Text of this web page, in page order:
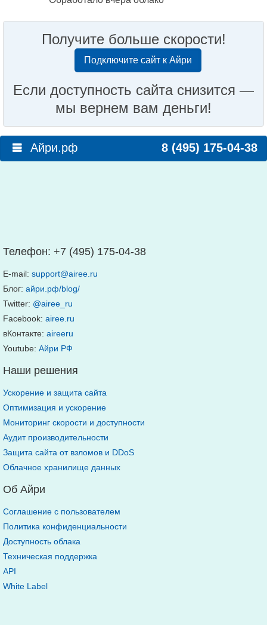
Получите больше скорости!
Подключите сайт к Айри
Если доступность сайта снизится —
мы вернем вам деньги!
Айри.рф 8 (495) 175-04-38
Телефон: +7 (495) 175-04-38
E-mail: support@airee.ru
Блог: айри.рф/blog/
Twitter: @airee_ru
Facebook: airee.ru
вКонтакте: aireeru
Youtube: Айри РФ
Наши решения
Ускорение и защита сайта
Оптимизация и ускорение
Мониторинг скорости и доступности
Аудит производительности
Защита сайта от взломов и DDoS
Облачное хранилище данных
Об Айри
Соглашение с пользователем
Политика конфиденциальности
Доступность облака
Техническая поддержка
API
White Label